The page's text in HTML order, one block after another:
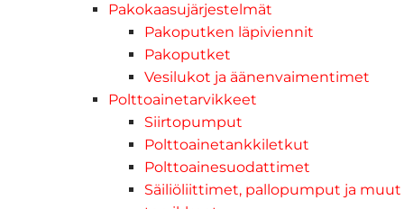
Pakokaasujärjestelmät
Pakoputken läpiviennit
Pakoputket
Vesilukot ja äänenvaimentimet
Polttoainetarvikkeet
Siirtopumput
Polttoainetankkiletkut
Polttoainesuodattimet
Säiliöliittimet, pallopumput ja muut